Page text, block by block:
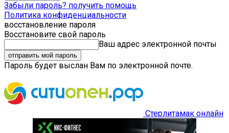
Забыли пароль? получить помощь
Политика конфиденциальности
восстановление пароля
Восстановите свой пароль
Ваш адрес электронной почты
Пароль будет выслан Вам по электронной почте.
Стерлитамак онлайн